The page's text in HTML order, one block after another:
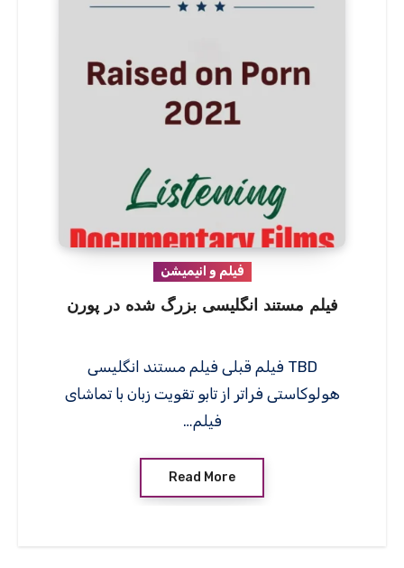
فیلم و انیمیشن
فیلم مستند انگلیسی بزرگ شده در پورن
TBD فیلم قبلی فیلم مستند انگلیسی
هولوکاستی فراتر از تابو تقویت زبان با تماشای
فیلم…
Read More